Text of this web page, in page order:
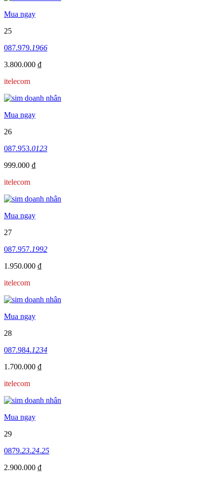
Mua ngay
25
087.979.1966
3.800.000 ₫
itelecom
Mua ngay
26
087.953.0123
999.000 ₫
itelecom
Mua ngay
27
087.957.1992
1.950.000 ₫
itelecom
Mua ngay
28
087.984.1234
1.700.000 ₫
itelecom
Mua ngay
29
0879.23.24.25
2.900.000 ₫